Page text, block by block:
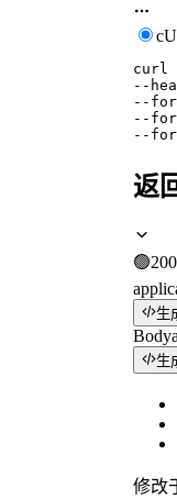
curl
--
--
--
--
返
🟢200
生
Body
生
修改